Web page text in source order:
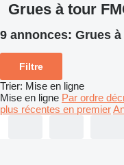
Grues à tour
9 annonces: Grues
Filtre
Trier: Mise en ligne
Mise en ligne Par ordre
plus récentes en premier